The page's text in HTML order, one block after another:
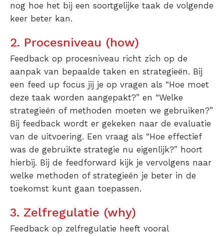
nog hoe het bij een soortgelijke taak de volgende
keer beter kan.
2. Procesniveau (how)
Feedback op procesniveau richt zich op de
aanpak van bepaalde taken en strategieën. Bij
een feed up focus jij je op vragen als “Hoe moet
deze taak worden aangepakt?” en “Welke
strategieën of methoden moeten we gebruiken?”
Bij feedback wordt er gekeken naar de evaluatie
van de uitvoering. Een vraag als “Hoe effectief
was de gebruikte strategie nu eigenlijk?” hoort
hierbij. Bij de feedforward kijk je vervolgens naar
welke methoden of strategieën je beter in de
toekomst kunt gaan toepassen.
3. Zelfregulatie (why)
Feedback op zelfregulatie heeft vooral